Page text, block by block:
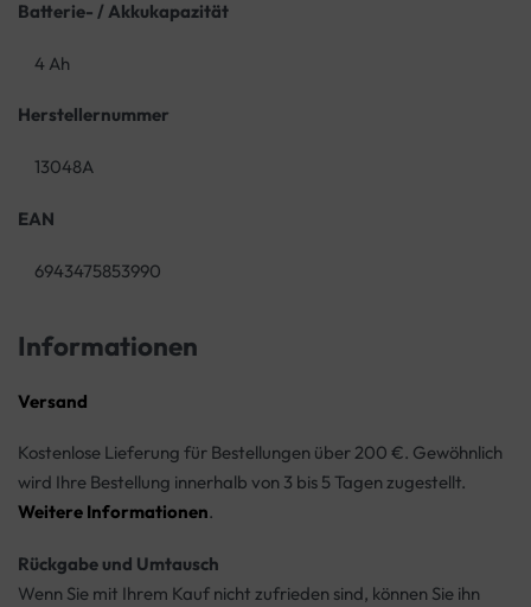
Batterie- / Akkukapazität
4 Ah
Herstellernummer
13048A
EAN
6943475853990
Informationen
Versand
Kostenlose Lieferung für Bestellungen über 200 €. Gewöhnlich
wird Ihre Bestellung innerhalb von 3 bis 5 Tagen zugestellt.
Weitere Informationen.
Rückgabe und Umtausch
Wenn Sie mit Ihrem Kauf nicht zufrieden sind, können Sie ihn